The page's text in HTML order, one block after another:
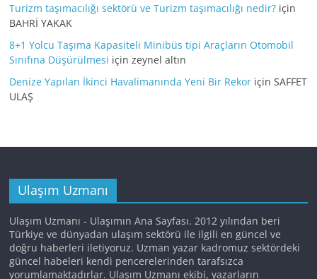
Turizm taşımacılığı sektörü ve Turizm taşımacılığı nedir? için
BAHRİ YAKAK
8+1 Yolcu Taşıma Kapasiteli Minibüs tipi Araçların Otomobil
Sınıfına Düşürülmesi içinzeynel altın
Denize Yapılan İkinci Havalimanında Yeni Bir Rekor içinSAFFET
ULAŞ
Ulaşım Uzmanı
Ulaşım Uzmanı - Ulaşımın Ana Sayfası. 2012 yılından beri
Türkiye ve dünyadan ulaşım sektörü ile ilgili en güncel ve
doğru haberleri iletiyoruz. Uzman yazar kadromuz sektördeki
güncel habeleri kendi pencerelerinden tarafsızca
yorumlamaktadırlar. Ulaşım Uzmanı ekibi, yazarların